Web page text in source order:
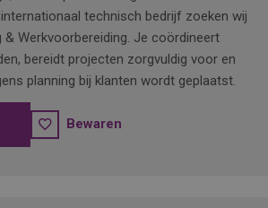
technisch bedrijf zoeken wij
& Werkvoorbereiding. Je coördineert
bereidt projecten zorgvuldig voor en
planning bij klanten wordt geplaatst.
Bewaren